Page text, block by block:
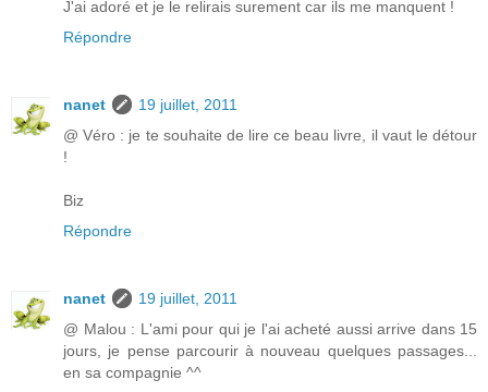
J'ai adoré et je le relirais surement car ils me manquent !
Répondre
nanet
19 juillet, 2011
@ Véro : je te souhaite de lire ce beau livre, il vaut le détour
!
Biz
Répondre
nanet
19 juillet, 2011
@ Malou : L'ami pour qui je l'ai acheté aussi arrive dans 15
jours, je pense parcourir à nouveau quelques passages...
en sa compagnie ^^